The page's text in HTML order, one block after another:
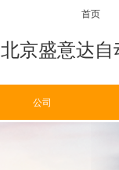
ꀶ 公司
公司
北京盛意达
首页